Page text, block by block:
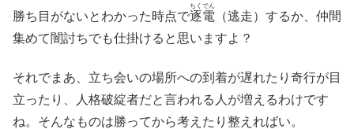
勝ち目がないとわかった時点で逐電
ちくでん
（逃走）するか、仲間
集めて闇討ちでも仕掛けると思いますよ？
それでまあ、立ち会いの場所への到着が遅れたり奇行が目
立ったり、人格破綻者だと言われる人が増えるわけです
ね。そんなものは勝ってから考えたり整えればい。